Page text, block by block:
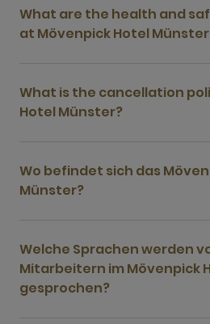
What are the health and
at Mövenpick Hotel
What is the cancellation
Hotel Münster?
Wo befindet sich das
Münster?
Welche Sprachen werden
Mitarbeitern im Mövenpick
gesprochen?